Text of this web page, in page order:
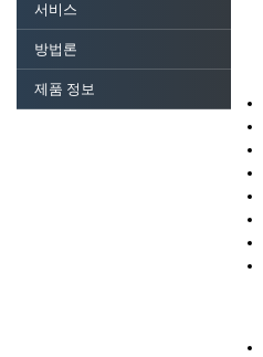
서비스
방법론
제품 정보